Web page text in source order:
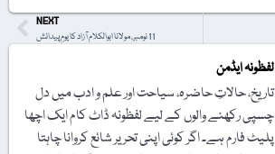
NEXT
11 نومبر، مولانا ابوالکلام آزاد کا یومِ پیدائش
لفظونہ ایڈمن
تاریخ، حالاتِ حاضرہ، سیاحت اور علم و ادب میں دل
چسپی رکھنے والوں کے لیے لفظونہ ڈاٹ کام ایک اچھا
پلیٹ فارم ہے۔ اگر کوئی اپنی تحریر شائع کروانا چاہتا